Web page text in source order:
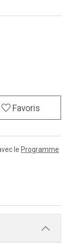
Favoris
le Programme